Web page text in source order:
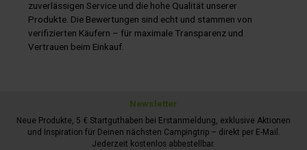
zuverlässigen Service und die hohe Qualität unserer
Produkte. Die Bewertungen sind echt und stammen von
verifizierten Käufern – für maximale Transparenz und
Vertrauen beim Einkauf.
Newsletter
Neue Produkte, 5 € Startguthaben bei Erstanmeldung, exklusive Aktionen
und Inspiration für Deinen nächsten Campingtrip – direkt per E-Mail.
Jederzeit kostenlos abbestellbar.